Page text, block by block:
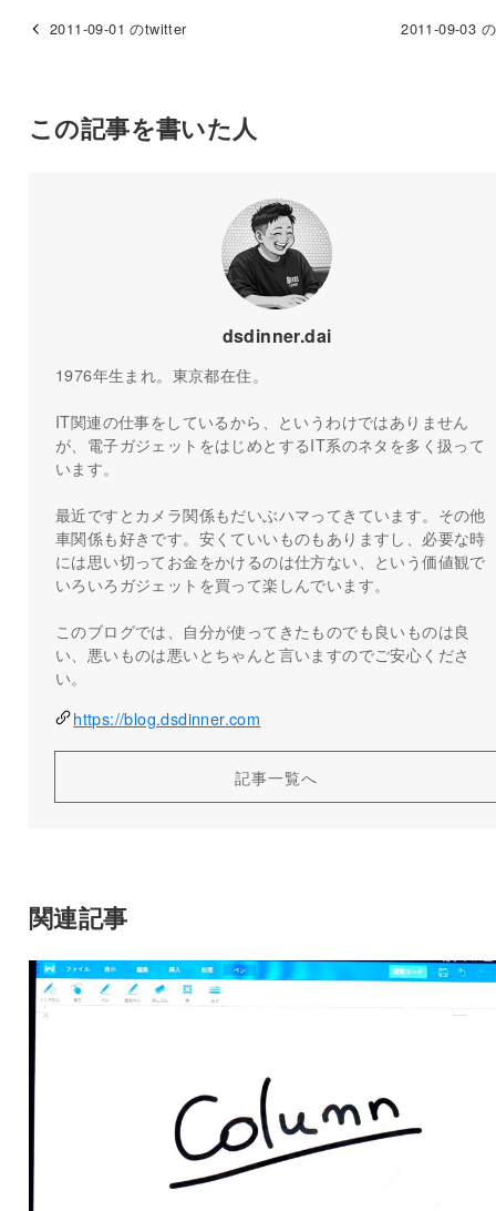
2011-09-01 のtwitter 2011-09-03
この記事を書いた人
dsdinner.dai
1976年生まれ。東京都在住。
IT関連の仕事をしているから、というわけではありません
が、電子ガジェットをはじめとするIT系のネタを多く扱って
います。
最近ですとカメラ関係もだいぶハマってきています。その他
車関係も好きです。安くていいものもありますし、必要な時
には思い切ってお金をかけるのは仕方ない、という価値観で
いろいろガジェットを買って楽しんでいます。
このブログでは、自分が使ってきたものでも良いものは良
い、悪いものは悪いとちゃんと言いますのでご安心くださ
い。
https://blog.dsdinner.com
記事一覧へ
関連記事